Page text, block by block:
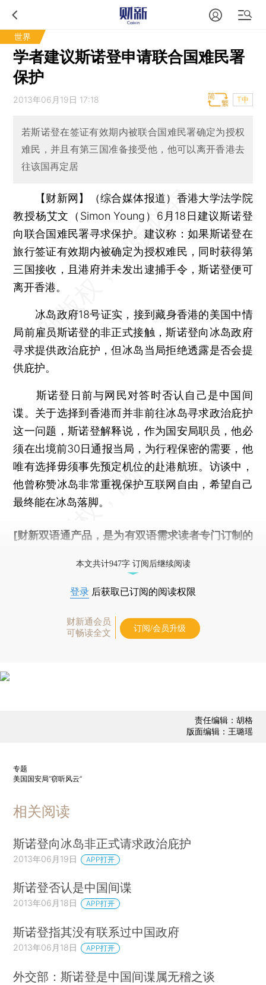
世界
学者建议斯诺登申请联合国难民署
保护
2013年06月19日 17:18 T中
若斯诺登在签证有效期内被联合国难民署确定为授权
难民，并且有第三国准备接受他，他可以离开香港去
往该国再定居
【财新网】（综合媒体报道） 香港大学法学院
教授杨艾文（Simon Young）6月18日建议斯诺登
向联合国难民署寻求保护。建议称：如果斯诺登在
旅行签证有效期内被确定为授权难民，同时获得第
三国接收，且港府并未发出逮捕手令，斯诺登便可
离开香港。
冰岛政府18号证实，接到藏身香港的美国中情
局前雇员斯诺登的非正式接触，斯诺登向冰岛政府
寻求提供政治庇护，但冰岛当局拒绝透露是否会提
供庇护。
斯诺登日前与网民对答时否认自己是中国间
谍。关于选择到香港而并非前往冰岛寻求政治庇护
这一问题，斯诺登解释说，作为国安局职员，他必
须在出境前30日通报当局，为行程保密的需要，他
唯有选择毋须事先预定机位的赴港航班。访谈中，
他曾称赞冰岛非常重视保护互联网自由，希望自己
最终能在冰岛落脚。
[财新双语通产品，是为有双语需求读者专门订制的
本文共计947字 订阅后继续阅读
登录 后获取已订阅的阅读权限
财新通会员
可畅读全文
订阅/会员升级
责任编辑：胡格
版面编辑：王璐瑶
专题
美国国安局“窃听风云”
相关阅读
斯诺登向冰岛非正式请求政治庇护
2013年06月19日 APP打开
斯诺登否认是中国间谍
2013年06月18日 APP打开
斯诺登指其没有联系过中国政府
2013年06月18日 APP打开
外交部：斯诺登是中国间谍属无稽之谈